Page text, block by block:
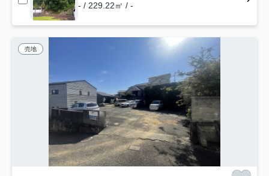
- / 229.22㎡ / -
売地